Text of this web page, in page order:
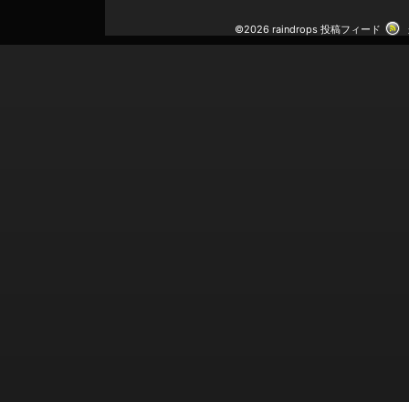
©2026 raindrops 投稿フィード